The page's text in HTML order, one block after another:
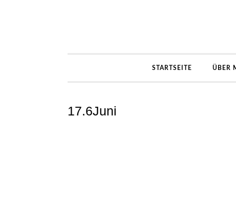
STARTSEITE ÜBER
17.6Juni